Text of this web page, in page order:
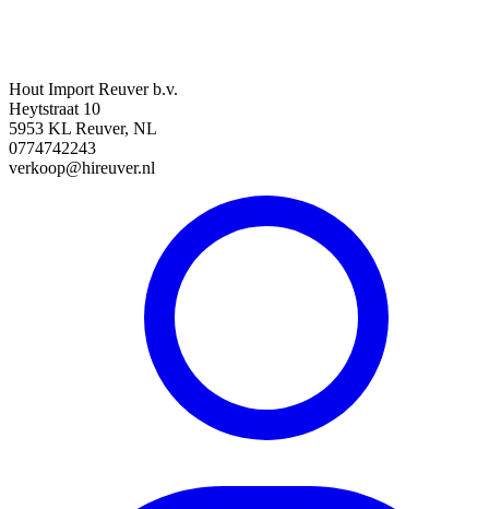
Hout Import Reuver b.v.
Heytstraat 10
5953 KL Reuver, NL
0774742243
verkoop@hireuver.nl